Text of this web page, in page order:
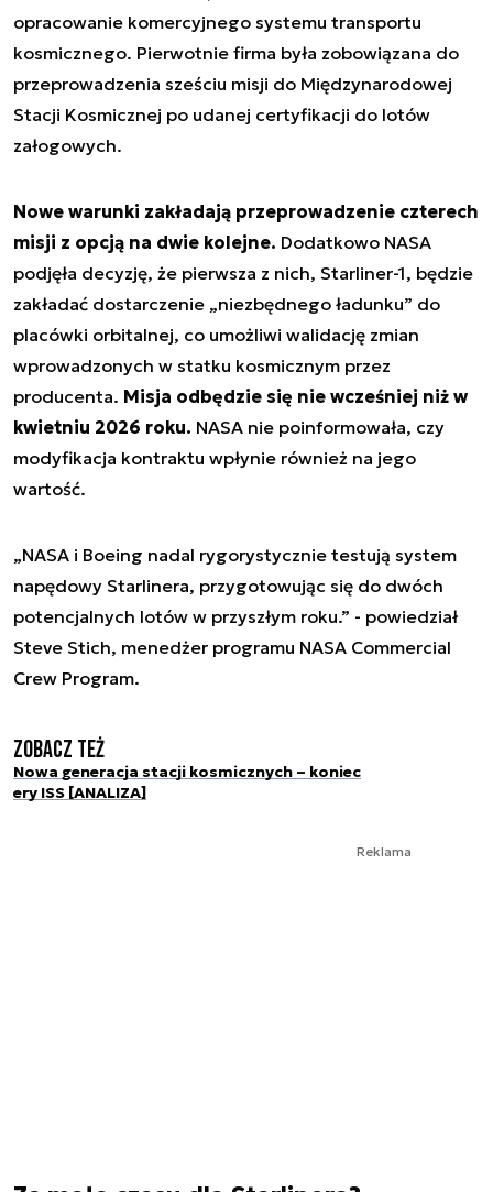
opracowanie komercyjnego systemu transportu
kosmicznego. Pierwotnie firma była zobowiązana do
przeprowadzenia sześciu misji do Międzynarodowej
Stacji Kosmicznej po udanej certyfikacji do lotów
załogowych.
Nowe warunki zakładają przeprowadzenie czterech
misji z opcją na dwie kolejne. Dodatkowo NASA
podjęła decyzję, że pierwsza z nich, Starliner-1, będzie
zakładać dostarczenie „niezbędnego ładunku” do
placówki orbitalnej, co umożliwi walidację zmian
wprowadzonych w statku kosmicznym przez
producenta. Misja odbędzie się nie wcześniej niż w
kwietniu 2026 roku. NASA nie poinformowała, czy
modyfikacja kontraktu wpłynie również na jego
wartość.
„NASA i Boeing nadal rygorystycznie testują system
napędowy Starlinera, przygotowując się do dwóch
potencjalnych lotów w przyszłym roku.” - powiedział
Steve Stich, menedżer programu NASA Commercial
Crew Program.
Zobacz też
Nowa generacja stacji kosmicznych – koniec
ery ISS [ANALIZA]
Reklama